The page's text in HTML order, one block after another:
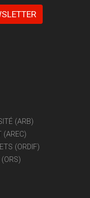
(ARB)
(AREC)
(ORDIF)
(ORS)